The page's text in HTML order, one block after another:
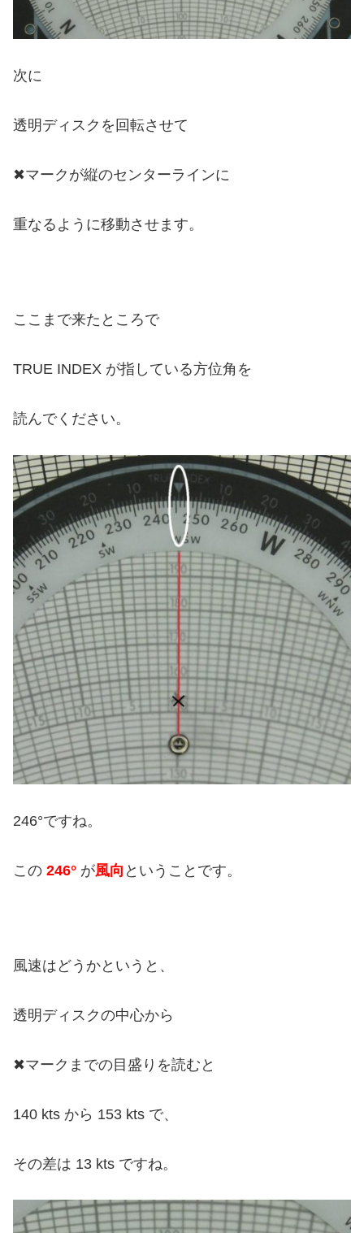
次に
透明ディスクを回転させて
✖︎マークが縦のセンターラインに
重なるように移動させます。
ここまで来たところで
TRUE INDEX が指している方位角を
読んでください。
246°ですね。
この 246° が風向 ということです。
風速はどうかというと、
透明ディスクの中心から
✖︎マークまでの目盛りを読むと
140 kts から 153 kts で、
その差は 13 kts ですね。